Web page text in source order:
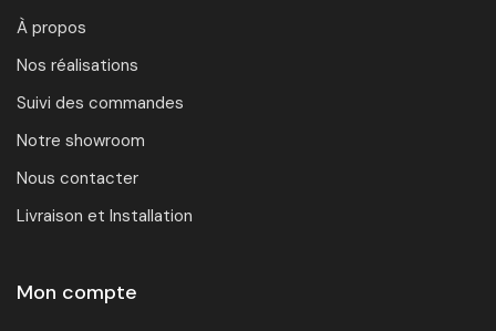
À propos
Nos réalisations
Suivi des commandes
Notre showroom
Nous contacter
Livraison et Installation
Mon compte